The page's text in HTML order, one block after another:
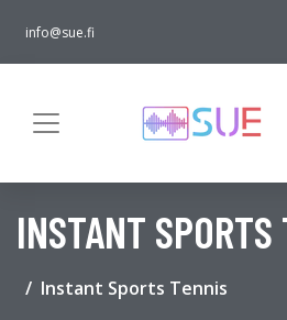
info@sue.fi
INSTANT
Instant Sports Tennis